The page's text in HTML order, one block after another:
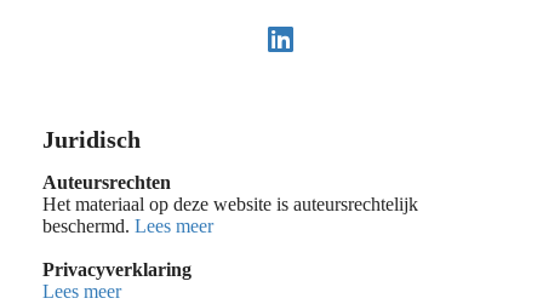
Juridisch
Auteursrechten
Het materiaal op deze website is auteursrechtelijk
beschermd. Lees meer
Privacyverklaring
Lees meer